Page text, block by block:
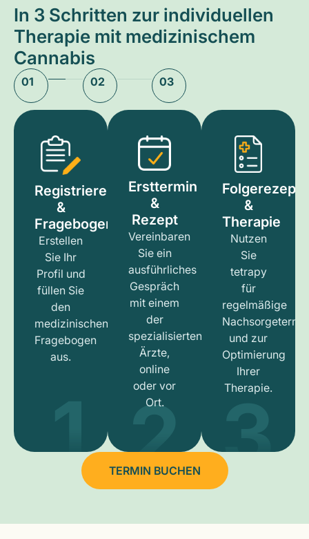
In 3 Schritten zur individuellen
Therapie mit medizinischem
Cannabis
01 02 03
Registrieren
&
Fragebogen
Erstellen
Sie Ihr
Profil und
füllen Sie
den
medizinischen
Fragebogen
aus.
1
Ersttermin
&
Rezept
Vereinbaren
Sie ein
ausführliches
Gespräch
mit einem
der
spezialisierten
Ärzte,
online
oder vor
Ort.
2
Folgerezept
&
Therapie
Nutzen
Sie
tetrapy
für
regelmäßige
und zur
Optimierung
Ihrer
Therapie.
3
TERMIN BUCHEN